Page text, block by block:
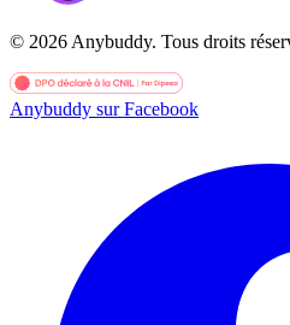
© 2026 Anybuddy. Tous droits
Anybuddy sur Facebook